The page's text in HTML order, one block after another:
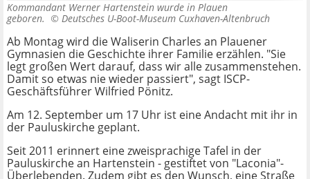
Kommandant Werner Hartenstein wurde in Plauen
geboren. © Deutsches U-Boot-Museum Cuxhaven-Altenbruch
Ab Montag wird die Waliserin Charles an Plauener
Gymnasien die Geschichte ihrer Familie erzählen. "Sie
legt großen Wert darauf, dass wir alle zusammenstehen.
Damit so etwas nie wieder passiert", sagt ISCP-
Geschäftsführer Wilfried Pönitz.
Am 12. September um 17 Uhr ist eine Andacht mit ihr in
der Pauluskirche geplant.
Seit 2011 erinnert eine zweisprachige Tafel in der
Pauluskirche an Hartenstein - gestiftet von "Laconia"-
Überlebenden. Zudem gibt es den Wunsch, eine Straße